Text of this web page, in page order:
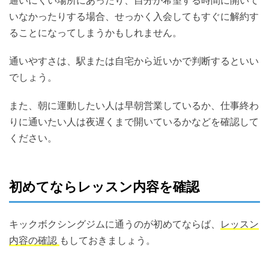
いなかったりする場合、せっかく入会してもすぐに解約す
ることになってしまうかもしれません。
通いやすさは、駅または自宅から近いかで判断するといい
でしょう。
また、朝に運動したい人は早朝営業しているか、仕事終わ
りに通いたい人は夜遅くまで開いているかなどを確認して
ください。
初めてならレッスン内容を確認
キックボクシングジムに通うのが初めてならば、 レッスン
内容の確認 もしておきましょう。